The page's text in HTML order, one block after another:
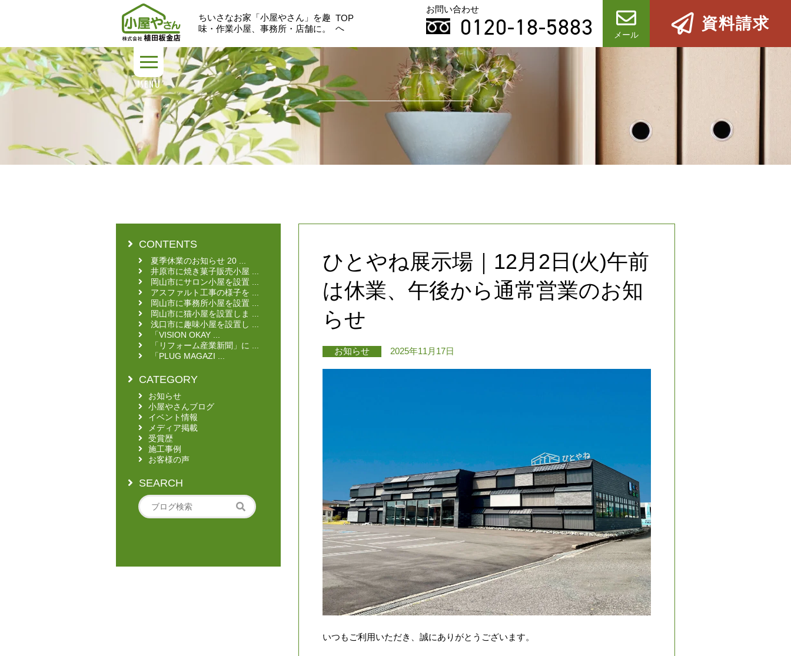
ちいさなお家「小屋やさん」を趣
味・作業小屋、事務所・店舗に。
TOP
へ
お問い合わせ
0120-18-5883 メール
資料請求
MENU
CONTENTS
夏季休業のお知らせ 20 ...
井原市に焼き菓子販売小屋 ...
岡山市にサロン小屋を設置 ...
アスファルト工事の様子を ...
岡山市に事務所小屋を設置 ...
岡山市に猫小屋を設置しま ...
浅口市に趣味小屋を設置し ...
「VISION OKAY ...
「リフォーム産業新聞」に ...
「PLUG MAGAZI ...
CATEGORY
お知らせ
小屋やさんブログ
イベント情報
メディア掲載
受賞歴
施工事例
お客様の声
SEARCH
ひとやね展示場｜12月2日(火)午前
は休業、午後から通常営業のお知
らせ
お知らせ 2025年11月17日
いつもご利用いただき、誠にありがとうございます。